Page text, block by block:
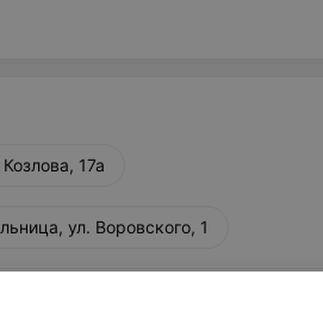
17а
ул. Воровского, 1